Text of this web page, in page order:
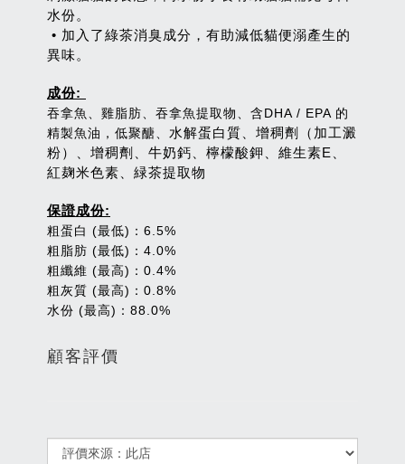
水份。
• 加入了綠茶消臭成分，有助減低貓便溺產生的
異味。
成份:
吞拿魚、雞脂肪、吞拿魚提取物、含DHA / EPA 的
精製魚油，低聚醣、 水解蛋白質、增稠劑（加工澱
粉）、增稠劑、牛奶鈣、檸檬酸鉀、維生素E、
紅麹米色素、緑茶提取物
保證成份:
粗蛋白 (最低)：6.5%
粗脂肪 (最低)：4.0%
粗纖維 (最高)：0.4%
粗灰質 (最高)：0.8%
水份 (最高)：88.0%
顧客評價